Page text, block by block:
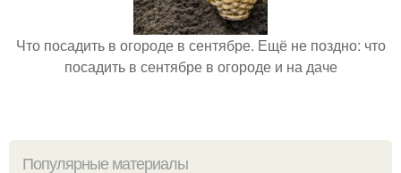
Что посадить в огороде в сентябре. Ещё не поздно: что
посадить в сентябре в огороде и на даче
Популярные материалы